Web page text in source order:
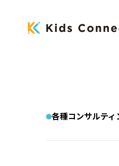
各種コンサルティ